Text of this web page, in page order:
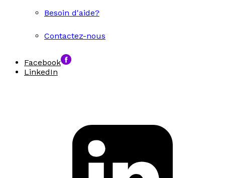
Besoin d'aide?
Contactez-nous
Facebook
LinkedIn